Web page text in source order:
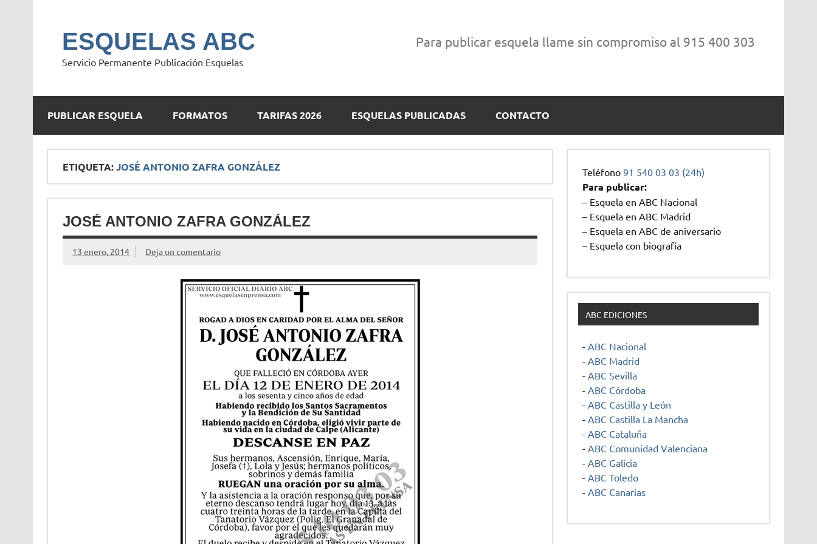
ESQUELAS ABC
Servicio Permanente Publicación Esquelas
Para publicar esquela llame sin compromiso al 915 400 303
PUBLICAR ESQUELA FORMATOS TARIFAS 2026 ESQUELAS PUBLICADAS CONTACTO
ETIQUETA:JOSÉ ANTONIO ZAFRA GONZÁLEZ
JOSÉ ANTONIO ZAFRA GONZÁLEZ
13 enero, 2014 Deja un comentario
Teléfono91 540 03 03 (24h)
Para publicar:
– Esquela en ABC Nacional
– Esquela en ABC Madrid
– Esquela en ABC de aniversario
– Esquela con biografía
ABC EDICIONES
- ABC Nacional
- ABC Madrid
- ABC Sevilla
- ABC Córdoba
- ABC Castilla y León
- ABC Castilla La Mancha
- ABC Cataluña
- ABC Comunidad Valenciana
- ABC Galicia
- ABC Toledo
- ABC Canarias